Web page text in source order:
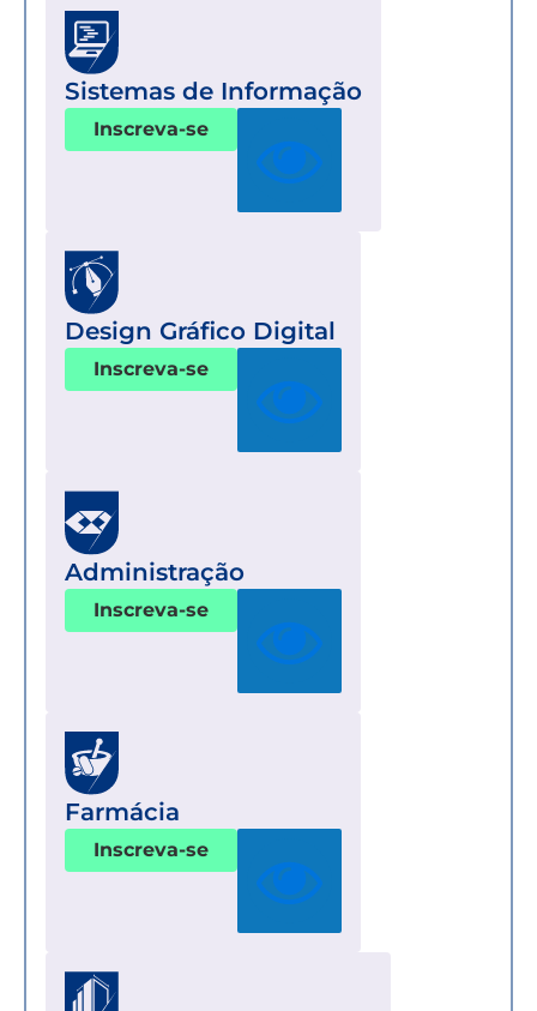
Sistemas de Informação
Inscreva-se
Design Gráfico Digital
Inscreva-se
Administração
Inscreva-se
Farmácia
Inscreva-se